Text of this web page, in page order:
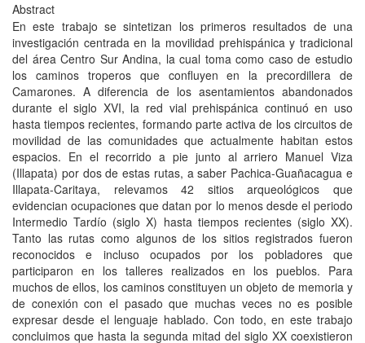
Abstract
En este trabajo se sintetizan los primeros resultados de una
investigación centrada en la movilidad prehispánica y tradicional
del área Centro Sur Andina, la cual toma como caso de estudio
los caminos troperos que confluyen en la precordillera de
Camarones. A diferencia de los asentamientos abandonados
durante el siglo XVI, la red vial prehispánica continuó en uso
hasta tiempos recientes, formando parte activa de los circuitos de
movilidad de las comunidades que actualmente habitan estos
espacios. En el recorrido a pie junto al arriero Manuel Viza
(Illapata) por dos de estas rutas, a saber Pachica-Guañacagua e
Illapata-Caritaya, relevamos 42 sitios arqueológicos que
evidencian ocupaciones que datan por lo menos desde el periodo
Intermedio Tardío (siglo X) hasta tiempos recientes (siglo XX).
Tanto las rutas como algunos de los sitios registrados fueron
reconocidos e incluso ocupados por los pobladores que
participaron en los talleres realizados en los pueblos. Para
muchos de ellos, los caminos constituyen un objeto de memoria y
de conexión con el pasado que muchas veces no es posible
expresar desde el lenguaje hablado. Con todo, en este trabajo
concluimos que hasta la segunda mitad del siglo XX coexistieron